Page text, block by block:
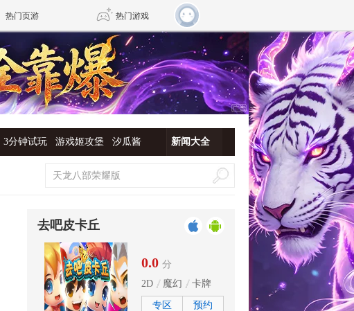
热门页游 热门游戏
魔兽 DNF 传奇4
3分钟试玩 游戏姬攻堡 汐瓜酱 新闻大全
去吧皮卡丘
0.0 分
2D
魔幻 卡牌
专区 预约